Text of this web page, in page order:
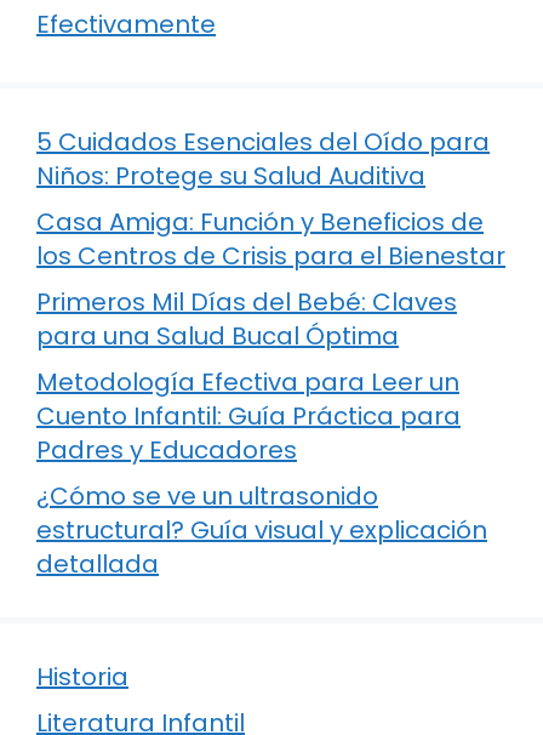
Efectivamente
5 Cuidados Esenciales del Oído para
Niños: Protege su Salud Auditiva
Casa Amiga: Función y Beneficios de
los Centros de Crisis para el Bienestar
Primeros Mil Días del Bebé: Claves
para una Salud Bucal Óptima
Metodología Efectiva para Leer un
Cuento Infantil: Guía Práctica para
Padres y Educadores
¿Cómo se ve un ultrasonido
estructural? Guía visual y explicación
detallada
Historia
Literatura Infantil